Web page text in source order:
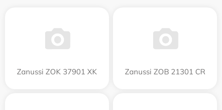
Zanussi ZOK 37901 XK Zanussi ZOB 21301 CR